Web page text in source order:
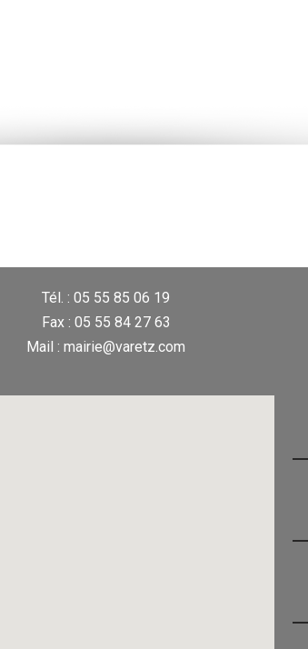
Tél. : 05 55 85 06 19
Fax : 05 55 84 27 63
Mail : mairie@varetz.com